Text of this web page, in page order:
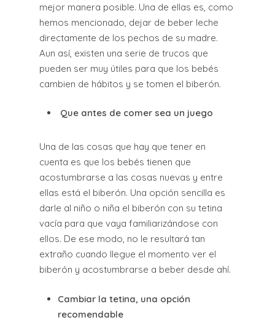
mejor manera posible. Una de ellas es, como
hemos mencionado, dejar de beber leche
directamente de los pechos de su madre.
Aun así, existen una serie de trucos que
pueden ser muy útiles para que los bebés
cambien de hábitos y se tomen el biberón.
Que antes de comer sea un juego
Una de las cosas que hay que tener en
cuenta es que los bebés tienen que
acostumbrarse a las cosas nuevas y entre
ellas está el biberón. Una opción sencilla es
darle al niño o niña el biberón con su tetina
vacía para que vaya familiarizándose con
ellos. De ese modo, no le resultará tan
extraño cuando llegue el momento ver el
biberón y acostumbrarse a beber desde ahí.
Cambiar la tetina, una opción
recomendable